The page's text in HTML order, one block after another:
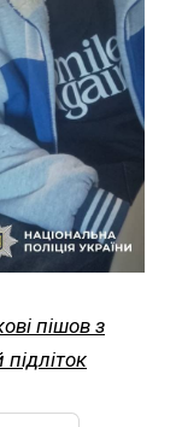
пішов з